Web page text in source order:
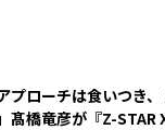
アプローチは食いつき
髙橋竜彦が『Z-STAR